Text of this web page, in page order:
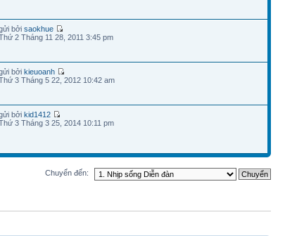
bởisaokhue
2 Tháng 11 28, 2011 3:45 pm
bởikieuoanh
3 Tháng 5 22, 2012 10:42 am
bởikid1412
3 Tháng 3 25, 2014 10:11 pm
Chuyển đến: